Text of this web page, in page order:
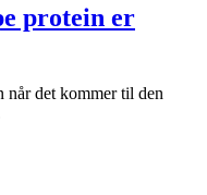
protein er
når det kommer til den